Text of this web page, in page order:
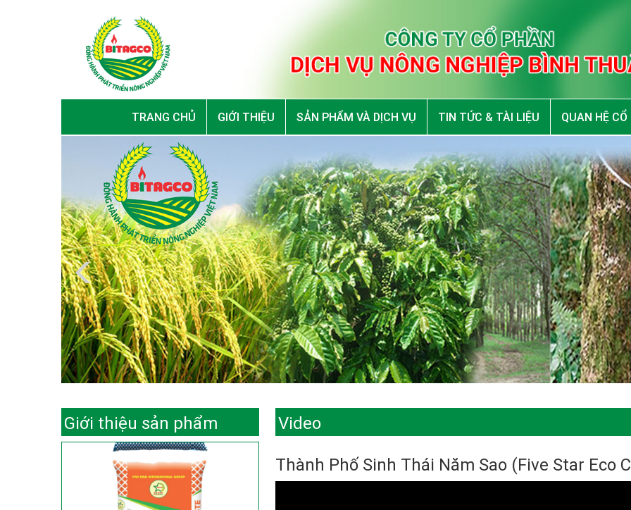
TRANG CHỦ GIỚI THIỆU SẢN PHẨM VÀ DỊCH VỤ TIN TỨC & TÀI LIỆU QUAN HỆ
Giới thiệu sản phẩm Video
Thành Phố Sinh Thái Năm Sao (Five Star Eco